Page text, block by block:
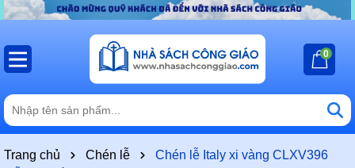
0
Trang chủ Chén lễ
Chén lễ Italy xi vàng CLXV396